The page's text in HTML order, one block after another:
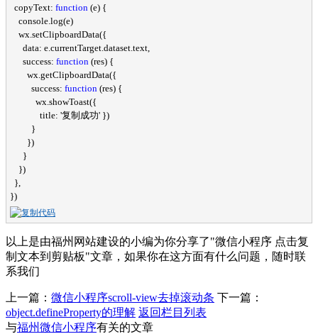
  copyText:
function (e) {
      success:
function (res) {
          success:
function (res) {
              title:
'复制成功' })
})
以上是由福州网站建设的小编为你分享了"微信小程序 点击复
制文本到剪贴板"文章，如果你在这方面有什么问题，随时联
系我们
上一篇： 微信小程序scroll-view去掉滚动条 下一篇：
object.defineProperty的理解 返回栏目列表
与福州微信小程序有关的文章